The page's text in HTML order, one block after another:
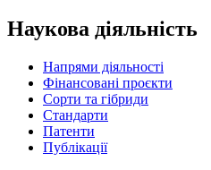
Наукова діяльність
Напрями діяльності
Фінансовані проєкти
Сорти та гібриди
Стандарти
Патенти
Публікації